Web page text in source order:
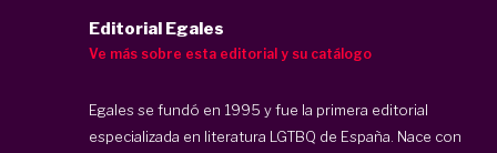
Editorial Egales
Ve más sobre esta editorial y su catálogo
Egales se fundó en 1995 y fue la primera editorial
especializada en literatura LGTBQ de España. Nace con